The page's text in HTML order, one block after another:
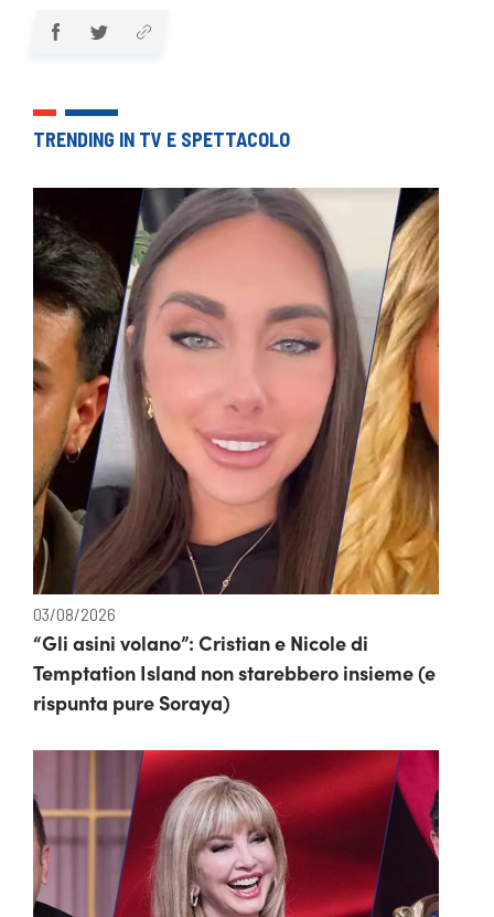
TRENDING IN TV E SPETTACOLO
03/08/2026
“Gli asini volano”: Cristian e Nicole di
Temptation Island non starebbero insieme (e
rispunta pure Soraya)